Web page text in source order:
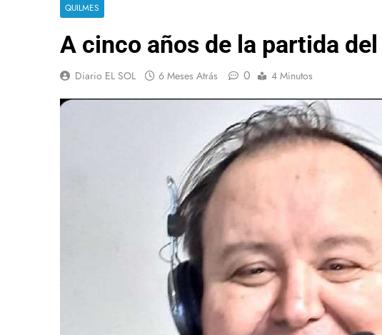
QUILMES
A cinco años de la partida
Diario EL SOL 6 Meses Atrás 0 4 Minutos